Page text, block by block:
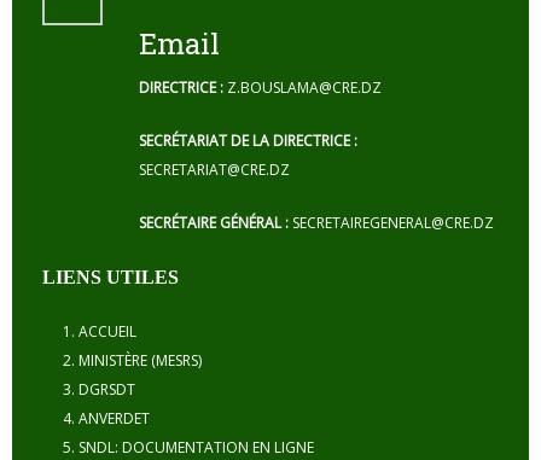
Email
DIRECTRICE : Z.BOUSLAMA@CRE.DZ
SECRÉTARIAT DE LA DIRECTRICE :
SECRETARIAT@CRE.DZ
SECRÉTAIRE GÉNÉRAL : SECRETAIREGENERAL@CRE.DZ
LIENS UTILES
ACCUEIL
MINISTÈRE (MESRS)
DGRSDT
ANVERDET
SNDL: DOCUMENTATION EN LIGNE